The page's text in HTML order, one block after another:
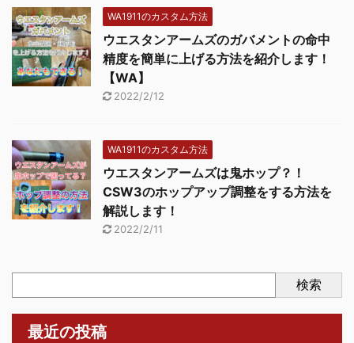
WA1911のカスタム方法
ウエスタンアームズのガバメントの命中
精度を簡単に上げる方法を紹介します！
【WA】
2022/2/12
WA1911のカスタム方法
ウエスタンアームズは鬼ホップ？！
CSW3のホップアップ調整をする方法を
解説します！
2022/2/11
検索
最近の投稿